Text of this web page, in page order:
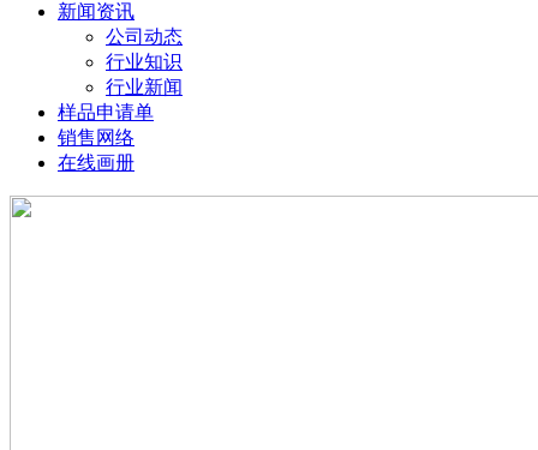
新闻资讯
公司动态
行业知识
行业新闻
样品申请单
销售网络
在线画册